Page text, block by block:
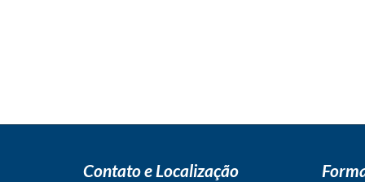
Contato e Localização